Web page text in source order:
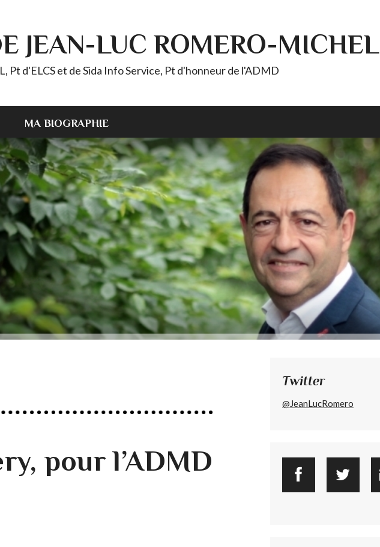
JEAN-LUC ROMERO-MICHEL
Pt d'ELCS et de Sida Info Service, Pt d'honneur de l'ADMD
MA BIOGRAPHIE
pour l’ADMD
Twitter
@JeanLucRomero